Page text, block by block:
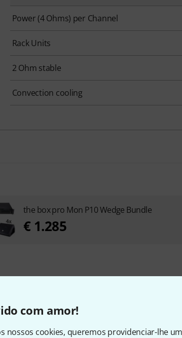
com amor!
nossos cookies, queremos providenciar-lhe
Power (4 Ohms) per Channel
Rack Units
2 Ohm stable
Convection cooling
the box pro Mon P10 Wedge Bundle
€ 1.285